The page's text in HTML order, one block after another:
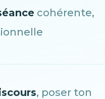
cohérente,
, poser ton